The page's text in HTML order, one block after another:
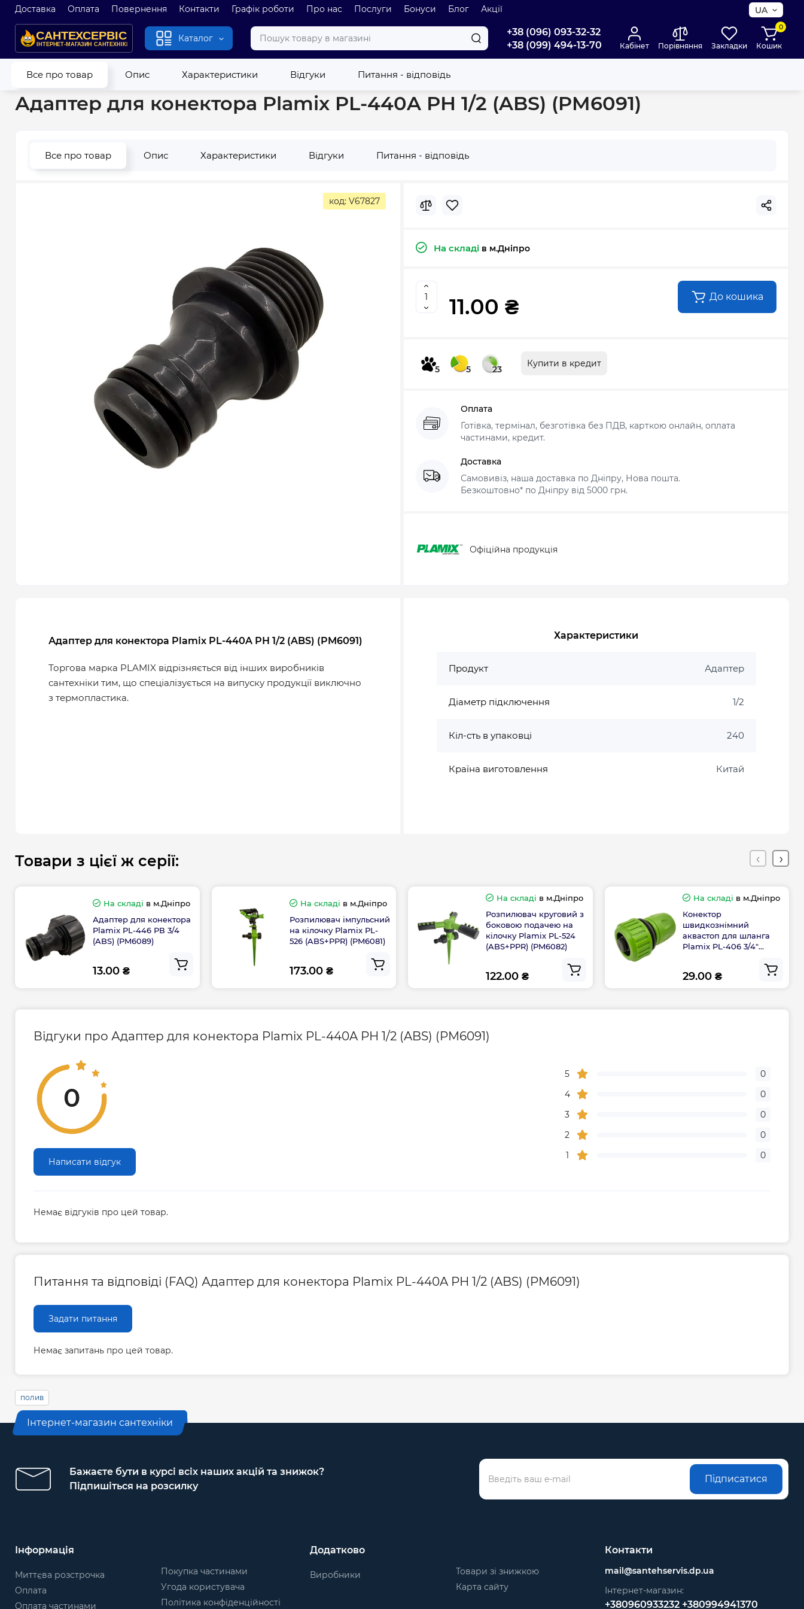
Доставка Оплата Повернення Контакти Графік роботи Про нас Послуги Бонуси Блог Акції UA
Каталог
+38 (096) 093-32-32
+38 (099) 494-13-70
Кабінет Порівняння Закладки
0
Кошик
Все про товар Опис Характеристики Відгуки Питання - відповідь
Головна Полив Фітинг для поливу Адаптер для конектора Plamix PL-440A РН 1/2 (ABS) (PM6091)
Адаптер для конектора Plamix PL-440A РН 1/2 (ABS) (PM6091)
Все про товар Опис Характеристики Відгуки Питання - відповідь
код: V67827
На складі в м.Дніпро
11.00 ₴ До кошика
5 5 23
Купити в кредит
Оплата
Готівка, термінал, безготівка без ПДВ, карткою онлайн, оплата
частинами, кредит.
Доставка
Самовивіз, наша доставка по Дніпру, Нова пошта.
Безкоштовно* по Дніпру від 5000 грн.
Офіційна продукція
Адаптер для конектора Plamix PL-440A РН 1/2 (ABS) (PM6091)
Торгова марка PLAMIX відрізняється від інших виробників
сантехніки тим, що спеціалізується на випуску продукції виключно
з термопластика.
Характеристики
Продукт Адаптер
Діаметр підключення 1/2
Кіл-сть в упаковці 240
Країна виготовлення Китай
Товари з цієї ж серії:
На складі в м.Дніпро
Адаптер для конектора
Plamix PL-446 РВ 3/4
(ABS) (PM6089)
13.00 ₴
На складі в м.Дніпро
Розпилювач імпульсний
на кілочку Plamix PL-
526 (ABS+PPR) (PM6081)
173.00 ₴
На складі в м.Дніпро
Розпилювач круговий з
боковою подачею на
кілочку Plamix PL-524
(ABS+PPR) (PM6082)
122.00 ₴
На складі в м.Дніпро
Конектор
швидкознімний
аквастоп для шланга
Plamix PL-406 3/4"
29.00 ₴
Відгуки про Адаптер для конектора Plamix PL-440A РН 1/2 (ABS) (PM6091)
0
Написати відгук
5
0
4
0
3
0
2
0
1
0
Немає відгуків про цей товар.
Питання та відповіді (FAQ) Адаптер для конектора Plamix PL-440A РН 1/2 (ABS) (PM6091)
Задати питання
Немає запитань про цей товар.
полив
Інтернет-магазин сантехніки
Бажаєте бути в курсі всіх наших акцій та знижок?
Підпишіться на розсилку
Підписатися
Інформація
Миттєва розстрочка
Оплата
Оплата частинами
Покупка частинами
Угода користувача
Політика конфіденційності
Додатково
Виробники
Товари зі знижкою
Карта сайту
Контакти
mail@santehservis.dp.ua
Інтернет-магазин:
+380960933232 +380994941370